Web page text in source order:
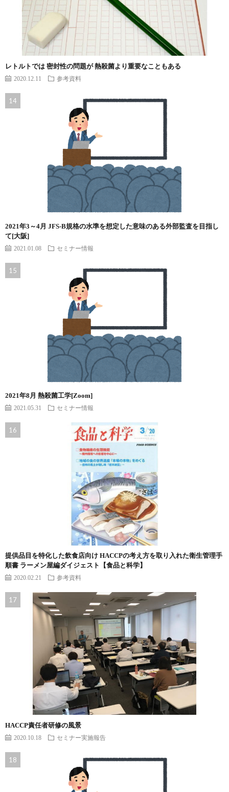
レトルトでは 密封性の問題が 熱殺菌より重要なこともある
2020.12.11 参考資料
2021年3～4月 JFS-B規格の水準を想定した意味のある外部監査を目指し
て[大阪]
2021.01.08 セミナー情報
2021年8月 熱殺菌工学[Zoom]
2021.05.31 セミナー情報
提供品目を特化した飲食店向け HACCPの考え方を取り入れた衛生管理手
順書 ラーメン屋編ダイジェスト【食品と科学】
2020.02.21 参考資料
HACCP責任者研修の風景
2020.10.18 セミナー実施報告